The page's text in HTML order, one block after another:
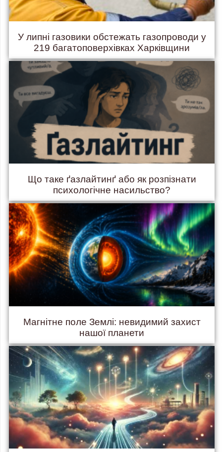
У липні газовики обстежать газопроводи у
219 багатоповерхівках Харківщини
Що таке ґазлайтинґ або як розпізнати
психологічне насильство?
Магнітне поле Землі: невидимий захист
нашої планети